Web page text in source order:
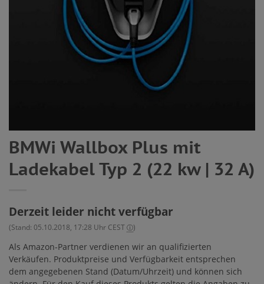
BMWi Wallbox Plus mit
Ladekabel Typ 2 (22 kw | 32 A)
Derzeit leider nicht verfügbar
(Stand: 05.10.2018, 17:28 Uhr CEST ⓘ)
Als Amazon-Partner verdienen wir an qualifizierten
Verkäufen. Produktpreise und Verfügbarkeit entsprechen
dem angegebenen Stand (Datum/Uhrzeit) und können sich